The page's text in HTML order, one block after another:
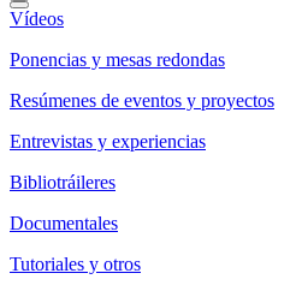
Vídeos
Ponencias y mesas redondas
Resúmenes de eventos y proyectos
Entrevistas y experiencias
Bibliotráileres
Documentales
Tutoriales y otros